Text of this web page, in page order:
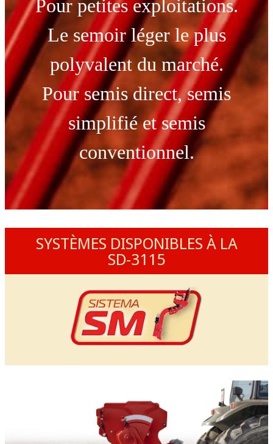
Pour petites exploitations.
Le semoir léger le plus
polyvalent du marché.
Pour semis direct, semis
simplifié et semis
conventionnel.
SYSTÈMES DISPONIBLES À LA
SD-3115